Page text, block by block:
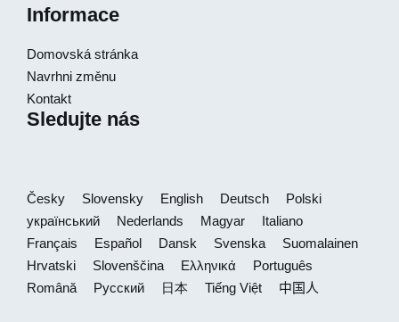
Informace
Domovská stránka
Navrhni změnu
Kontakt
Sledujte nás
Česky Slovensky English Deutsch
Polski
український
Nederlands Magyar
Italiano
Français
Español Dansk Svenska
Suomalainen
Hrvatski
Slovenščina Ελληνικά
Português
Română
Русский 日本 Tiếng Việt 中国人